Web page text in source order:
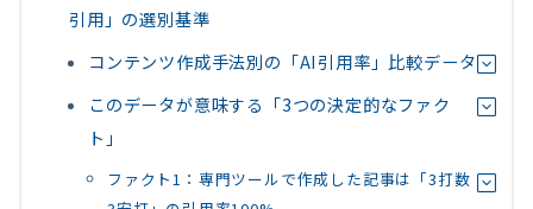
引用」の選別基準
コンテンツ作成手法別の「AI引用率」比較データ
このデータが意味する「3つの決定的なファク
ト」
ファクト1：専門ツールで作成した記事は「3打数